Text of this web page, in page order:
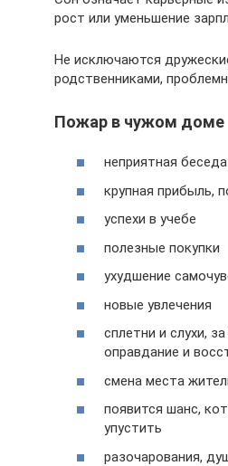
рост или уменьшение
Не исключаются
родственниками,
Пожар в чужом доме
неприятная
крупная прибыль,
успехи в учебе
полезные покупки
ухудшение
новые увлечения
сплетни и слухи,
оправдание и
смена места
появится шанс,
упустить
разочарования,